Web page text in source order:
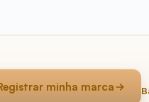
minha marca